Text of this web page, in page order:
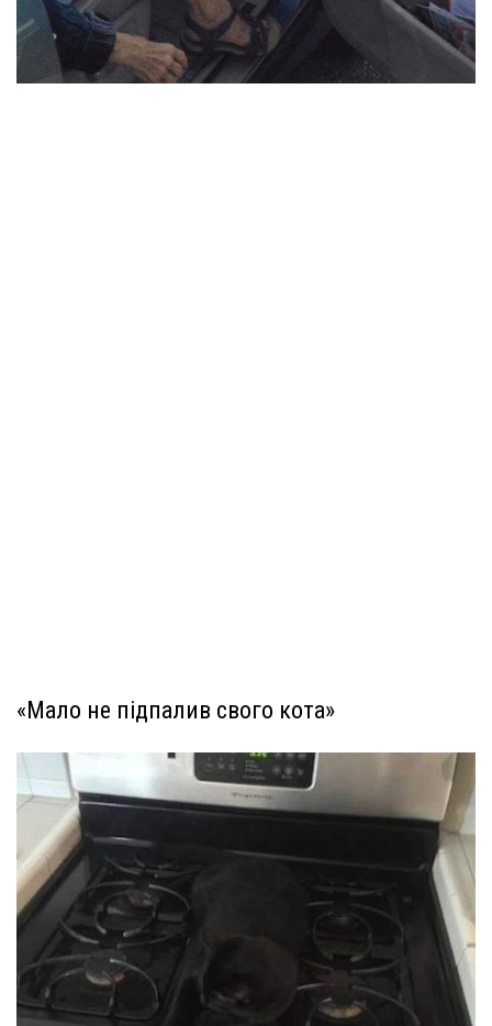
«Мало не підпалив свого кота»